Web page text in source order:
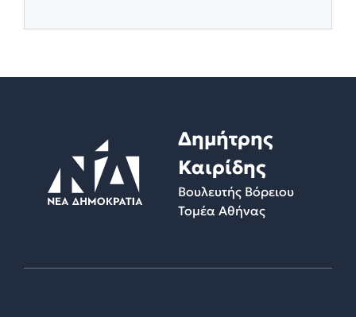
Δημήτρης
Καιρίδης
Βουλευτής Βόρειου
Τομέα Αθήνας